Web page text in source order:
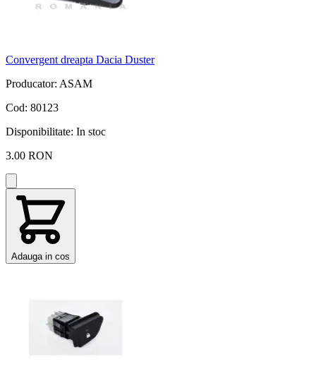
Convergent dreapta Dacia Duster
Producator: ASAM
Cod: 80123
Disponibilitate: In stoc
3.00 RON
Adauga in cos